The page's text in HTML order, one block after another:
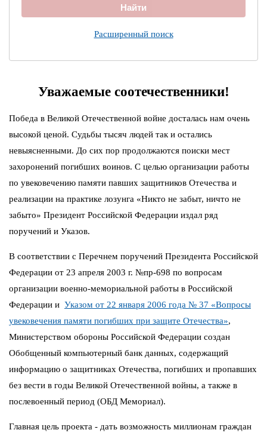
Найти
Расширенный поиск
Уважаемые соотечественники!
Победа в Великой Отечественной войне досталась нам очень
высокой ценой. Судьбы тысяч людей так и остались
невыясненными. До сих пор продолжаются поиски мест
захоронений погибших воинов. С целью организации работы
по увековечению памяти павших защитников Отечества и
реализации на практике лозунга «Никто не забыт, ничто не
забыто» Президент Российской Федерации издал ряд
поручений и Указов.
В соответствии с Перечнем поручений Президента Российской
Федерации от 23 апреля 2003 г. №пр-698 по вопросам
организации военно-мемориальной работы в Российской
Федерации и Указом от 22 января 2006 года № 37 «Вопросы
увековечения памяти погибших при защите Отечества»,
Министерством обороны Российской Федерации создан
Обобщенный компьютерный банк данных, содержащий
информацию о защитниках Отечества, погибших и пропавших
без вести в годы Великой Отечественной войны, а также в
послевоенный период (ОБД Мемориал).
Главная цель проекта - дать возможность миллионам граждан